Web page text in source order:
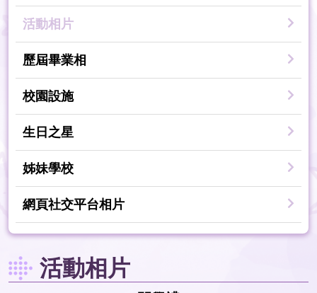
活動相片
歷屆畢業相
校園設施
生日之星
姊妹學校
網頁社交平台相片
活動相片